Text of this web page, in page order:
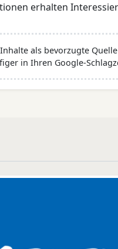
erhalten
Inhalte als bevorzugte
in Ihren Google-